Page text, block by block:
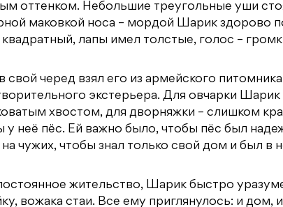
оттенком. Небольшие треугольные уши
маковкой носа – мордой Шарик здорово
лапы имел толстые, голос –
черед взял его из армейского
экстерьера. Для овчарки
хвостом, для дворняжки – слишком
у неё пёс. Ей важно было, чтобы пёс был
чужих, чтобы знал только свой дом и был в
жительство, Шарик быстро
вожака стаи. Все ему приглянулось: и дом,